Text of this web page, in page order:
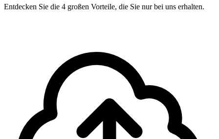
Entdecken Sie die 4 großen Vorteile, die Sie nur bei uns erhalten.